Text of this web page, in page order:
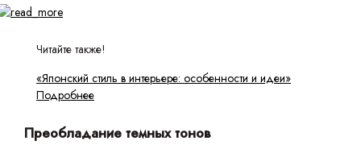
Читайте также!
«Японский стиль в интерьере: особенности и идеи»
Подробнее
Преобладание темных тонов